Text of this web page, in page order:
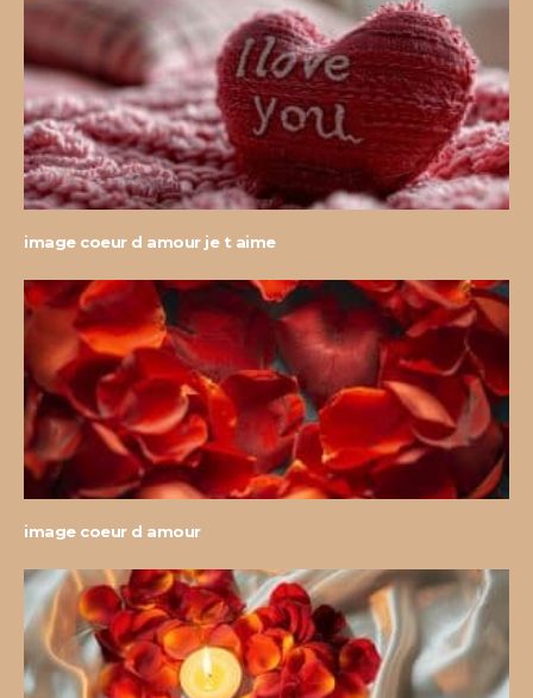
image coeur d amour je t aime
image coeur d amour